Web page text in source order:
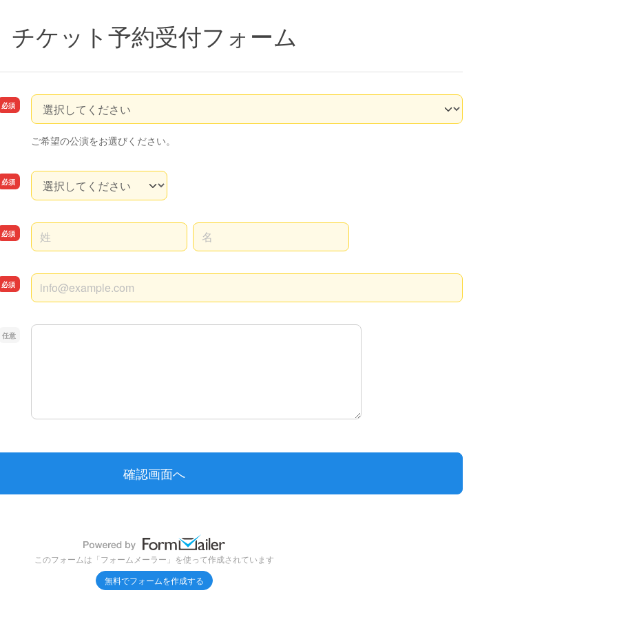
チケット予約受付フォーム
予約公演受付
ご希望の公演をお選びください。
ご希望数
名前の姓 名前の名
メールアドレス
コメント
このフォームは「フォームメーラー」を使って作成されています
無料でフォームを作成する